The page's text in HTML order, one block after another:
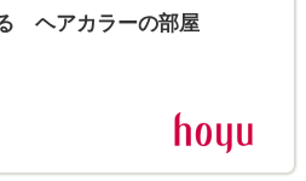
ヘアカラーの部屋